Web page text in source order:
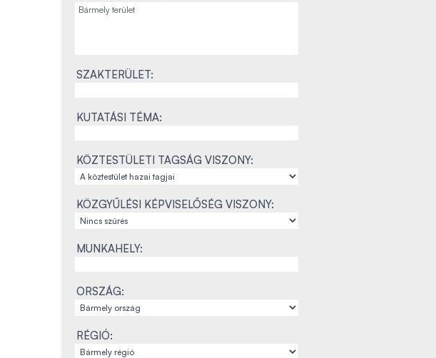
SZAKTERÜLET:
KUTATÁSI TÉMA:
KÖZTESTÜLETI TAGSÁG VISZONY:
KÖZGYŰLÉSI KÉPVISELŐSÉG VISZONY:
MUNKAHELY:
ORSZÁG:
RÉGIÓ: